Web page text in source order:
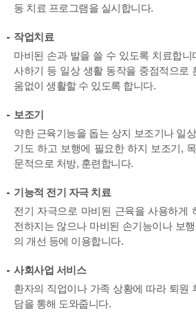
동 치료 프로그램을 실시합니다.
작업치료
마비된 손과 발을 쓸 수 있도록 치료합니
사하기 등 일상 생활 동작을 중점적으로
움없이 생활할 수 있도록 합니다.
보조기
약한 근육기능을 돕는 상지 보조기나 일
기도 하고 보행에 필요한 하지 보조기,
문적으로 처방, 훈련합니다.
기능적 전기 자극 치료
전기 자극으로 마비된 근육을 사용하게
전하지는 않으나 마비된 손기능이나 보
의 개선 등에 이용합니다.
사회사업 서비스
환자의 직업이나 가족 상황에 따라 퇴원
담을 통해 도와줍니다.